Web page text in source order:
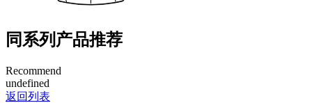
同系列产品推荐
Recommend
undefined
返回列表